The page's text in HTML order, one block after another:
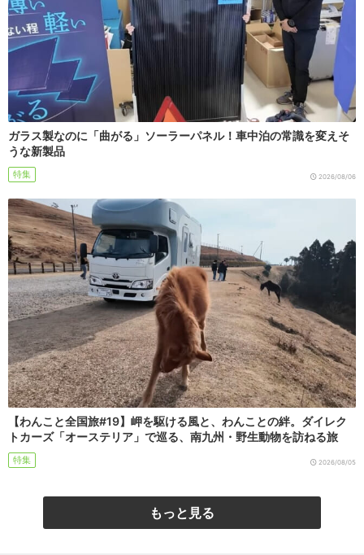
ガラス製なのに「曲がる」ソーラーパネル！車中泊の常識を変えそ
うな新製品
特集 2026/08/06
【わんこと全国旅#19】岬を駆ける風と、わんことの絆。ダイレク
トカーズ「オーステリア」で巡る、南九州・野生動物を訪ねる旅
特集 2026/08/05
もっと見る